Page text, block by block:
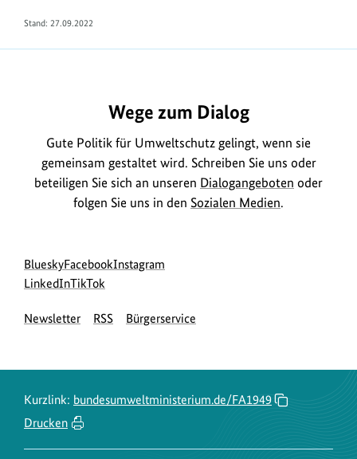
Stand: 27.09.2022
Wege zum Dialog
Gute Politik für Umweltschutz gelingt, wenn sie
gemeinsam gestaltet wird. Schreiben Sie uns oder
beteiligen Sie sich an unseren Dialogangeboten oder
folgen Sie uns in den Sozialen Medien.
Social
Media
Blueskyzur
Bluesky-
des
Facebookzur
des
Instagram
des
LinkedInzur
Seite
zur
Seite
TikTok
Newsletter RSS Bürgerservice
Kurzlink: bundesumweltministerium.de/FA1949
Drucken